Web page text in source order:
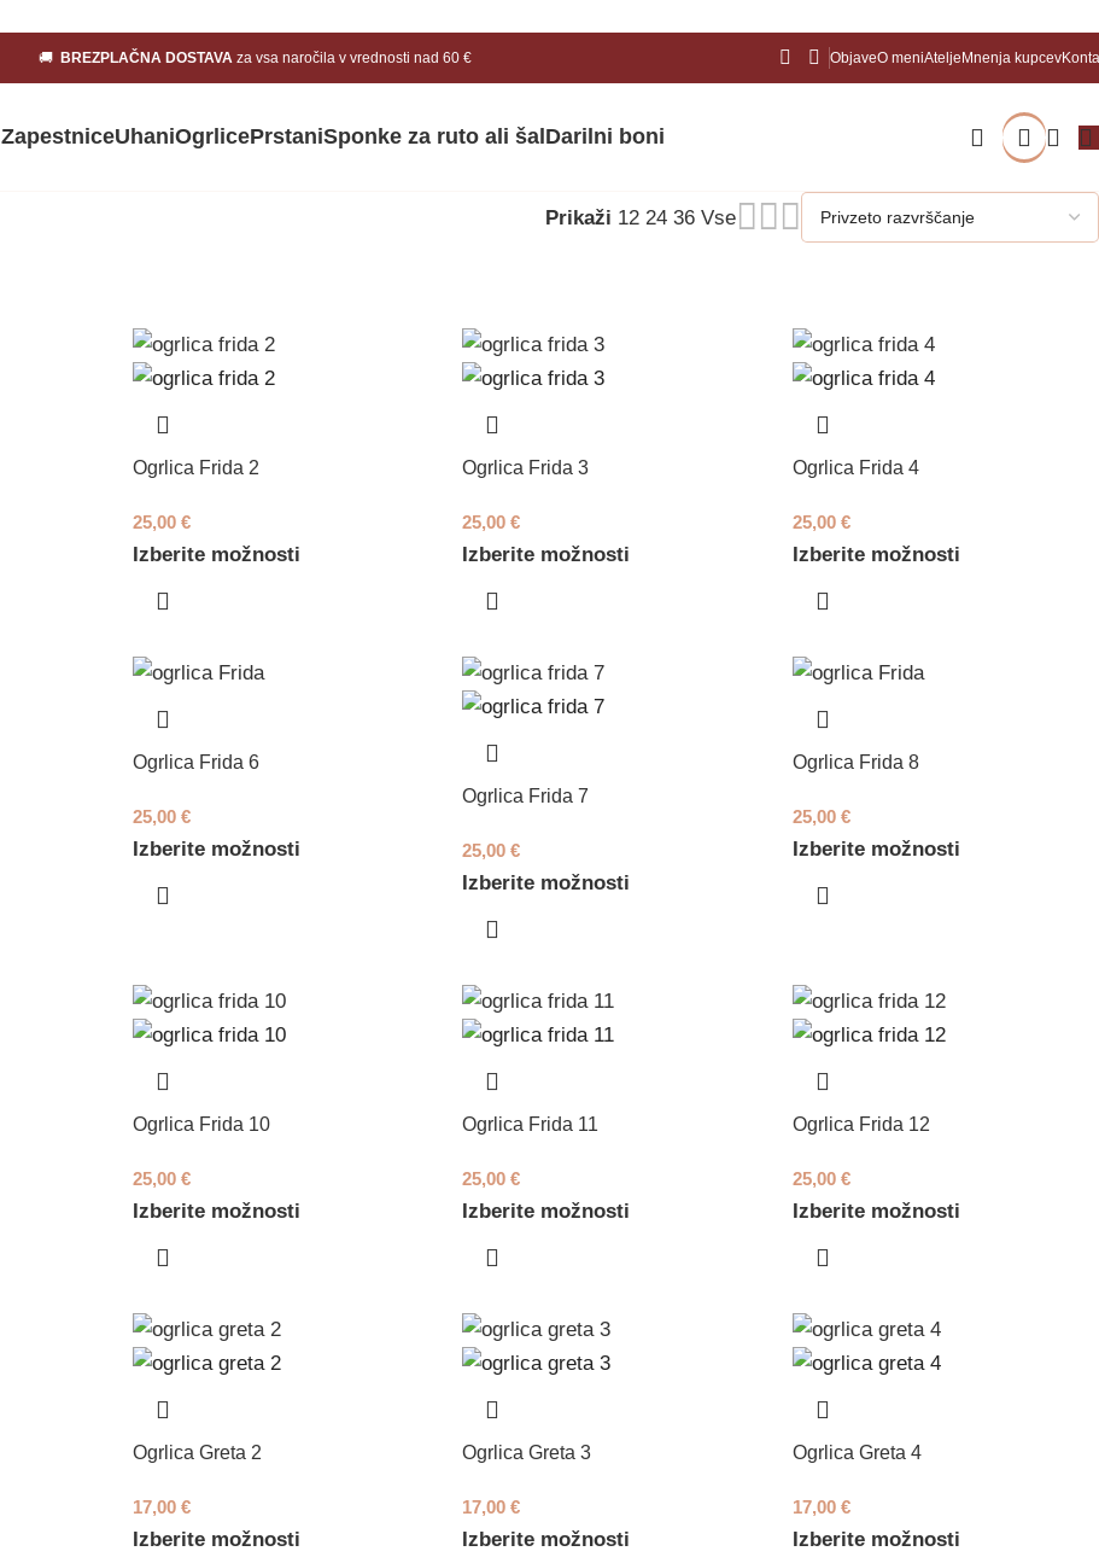
🚚 BREZPLAČNA DOSTAVA za vsa naročila v vrednosti nad 60 € ObjaveO meniAtelje Mnenja kupcev
ZapestniceUhaniOgrlicePrstaniSponke za ruto ali šal Darilni boni
Prikaži 12 24 36 Vse
Ogrlica Frida 2
25,00 €
Izberite možnosti
Ogrlica Frida 3
25,00€
Izberite možnosti
Ogrlica Frida 4
25,00€
Izberite možnosti
Ogrlica Frida 6
25,00 €
Izberite možnosti
Ogrlica Frida 7
25,00€
Izberite možnosti
Ogrlica Frida 8
25,00€
Izberite možnosti
Ogrlica Frida 10
25,00 €
Izberite možnosti
Ogrlica Frida 11
25,00€
Izberite možnosti
Ogrlica Frida 12
25,00€
Izberite možnosti
Ogrlica Greta 2
17,00 €
Izberite možnosti
Ogrlica Greta 3
17,00€
Izberite možnosti
Ogrlica Greta 4
17,00€
Izberite možnosti